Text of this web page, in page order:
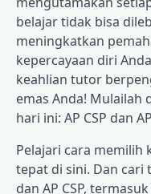
belajar tidak bisa
meningkatkan
kepercayaan diri
keahlian tutor
emas Anda! Mulailah
hari ini: AP CSP dan
Pelajari cara memilih
tepat di sini. Dan cari
dan AP CSP,